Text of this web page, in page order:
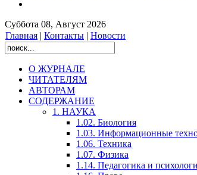
Суббота 08, Август 2026
Главная | Контакты | Новости
О ЖУРНАЛЕ
ЧИТАТЕЛЯМ
АВТОРАМ
СОДЕРЖАНИЕ
1. НАУКА
1.02. Биология
1.03. Информационные
1.06. Техника
1.07. Физика
1.14. Педагогика и